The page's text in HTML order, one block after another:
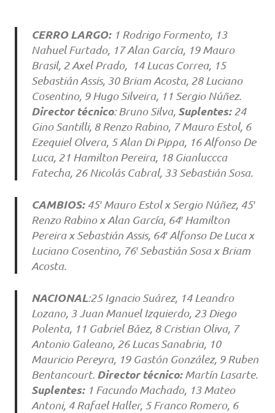
CERRO LARGO:1 Rodrigo Formento, 13
Nahuel Furtado, 17 Alan García, 19 Mauro
Brasil, 2 Axel Prado, 14 Lucas Correa, 15
Sebastián Assis, 30 Briam Acosta, 28 Luciano
Cosentino, 9 Hugo Silveira, 11 Sergio Núñez.
Director técnico: Bruno Silva, Suplentes:24
Gino Santilli, 8 Renzo Rabino, 7 Mauro Estol, 6
Ezequiel Olvera, 5 Alan Di Pippa, 16 Alfonso De
Luca, 21 Hamilton Pereira, 18 Gianluccca
Fatecha, 26 Nicolás Cabral, 33 Sebastián Sosa.
CAMBIOS:45′ Mauro Estol x Sergio Núñez, 45′
Renzo Rabino x Alan García, 64′ Hamilton
Pereira x Sebastián Assis, 64′ Alfonso De Luca x
Luciano Cosentino, 76′ Sebastián Sosa x Briam
Acosta.
NACIONAL:25 Ignacio Suárez, 14 Leandro
Lozano, 3 Juan Manuel Izquierdo, 23 Diego
Polenta, 11 Gabriel Báez, 8 Cristian Oliva, 7
Antonio Galeano, 26 Lucas Sanabria, 10
Mauricio Pereyra, 19 Gastón González, 9 Ruben
Bentancourt. Director técnico:Martín Lasarte.
Suplentes:1 Facundo Machado, 13 Mateo
Antoni, 4 Rafael Haller, 5 Franco Romero, 6